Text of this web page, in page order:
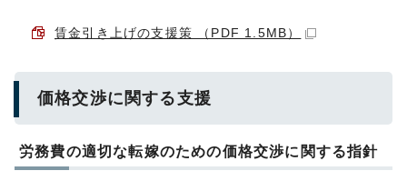
賃金引き上げの支援策 （PDF 1.5MB）
価格交渉に関する支援
労務費の適切な転嫁のための価格交渉に関する指針